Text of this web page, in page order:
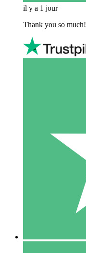
il y a 1 jour
Thank you so much!